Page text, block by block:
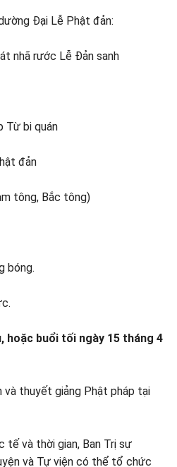
Đại Lễ Phật đản:
nhã rước Lễ Đản sanh
Từ bi quán
đản
tông, Bắc tông)
bóng.
buổi tối ngày 15 tháng 4
thuyết giảng Phật pháp tại
tế và thời gian, Ban Trị sự
và Tự viện có thể tổ chức